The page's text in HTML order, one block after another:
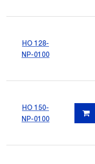
HO 128-
NP-0100
HO 150-
NP-0100